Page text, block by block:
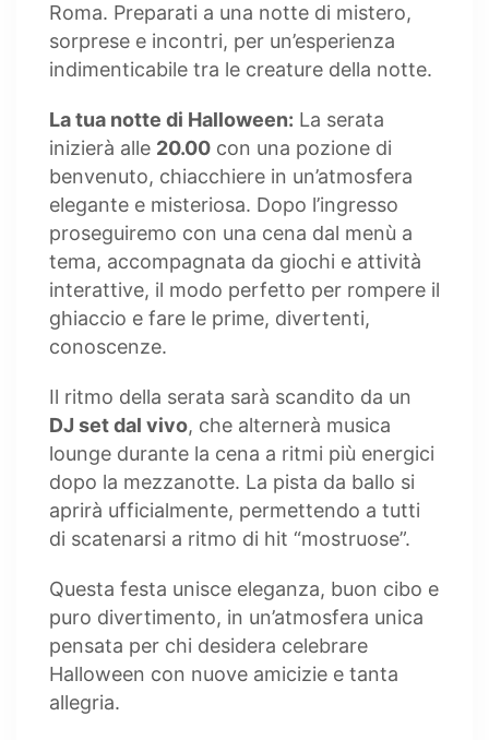
Roma. Preparati a una notte di mistero,
sorprese e incontri, per un’esperienza
indimenticabile tra le creature della notte.
La tua notte di Halloween: La serata
inizierà alle 20.00 con una pozione di
benvenuto, chiacchiere in un’atmosfera
elegante e misteriosa. Dopo l’ingresso
proseguiremo con una cena dal menù a
tema, accompagnata da giochi e attività
interattive, il modo perfetto per rompere il
ghiaccio e fare le prime, divertenti,
conoscenze.
Il ritmo della serata sarà scandito da un
DJ set dal vivo, che alternerà musica
lounge durante la cena a ritmi più energici
dopo la mezzanotte. La pista da ballo si
aprirà ufficialmente, permettendo a tutti
di scatenarsi a ritmo di hit “mostruose”.
Questa festa unisce eleganza, buon cibo e
puro divertimento, in un’atmosfera unica
pensata per chi desidera celebrare
Halloween con nuove amicizie e tanta
allegria.